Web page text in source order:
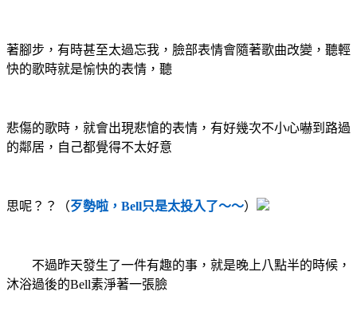
著腳步，有時甚至太過忘我，臉部表情會隨著歌曲改變，聽輕
快的歌時就是愉快的表情，聽
悲傷的歌時，就會出現悲愴的表情，有好幾次不小心嚇到路過
的鄰居，自己都覺得不太好意
思呢？？（歹勢啦，Bell只是太投入了～～）
不過昨天發生了一件有趣的事，就是晚上八點半的時候，
沐浴過後的Bell素淨著一張臉